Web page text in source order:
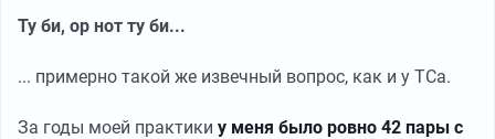
Ту би, ор нот ту би...
... примерно такой же извечный вопрос, как и у ТСа.
За годы моей практики у меня было ровно 42 пары с